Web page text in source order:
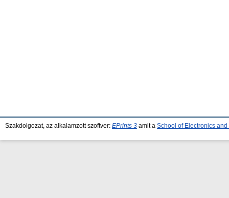
Szakdolgozat, az alkalamzott szoftver: EPrints 3 amit a School of Electronics